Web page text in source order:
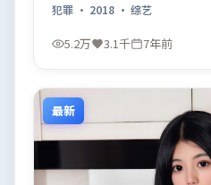
犯罪 · 2018 · 综艺
5.2万 3.1千 7年前
最新